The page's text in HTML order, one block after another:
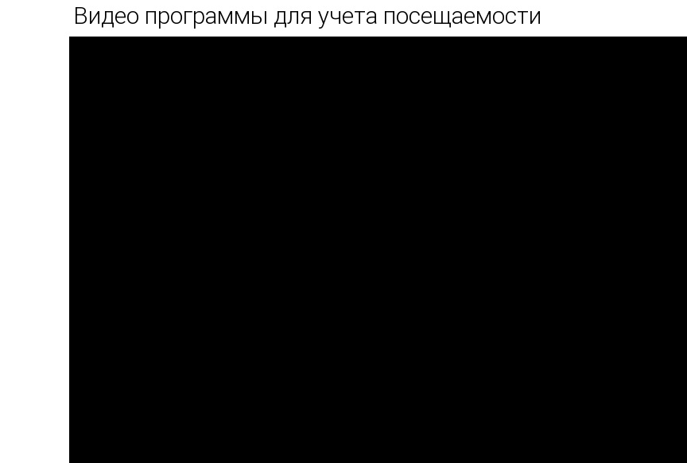
Видео программы для учета посещаемости